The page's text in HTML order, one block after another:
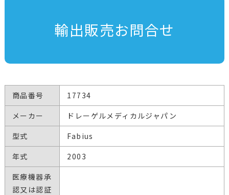
輸出販売お問合せ
商品番号
17734
メーカー
ドレーゲルメディカルジャパン
型式
Fabius
年式
2003
医療機器承
認又は認証